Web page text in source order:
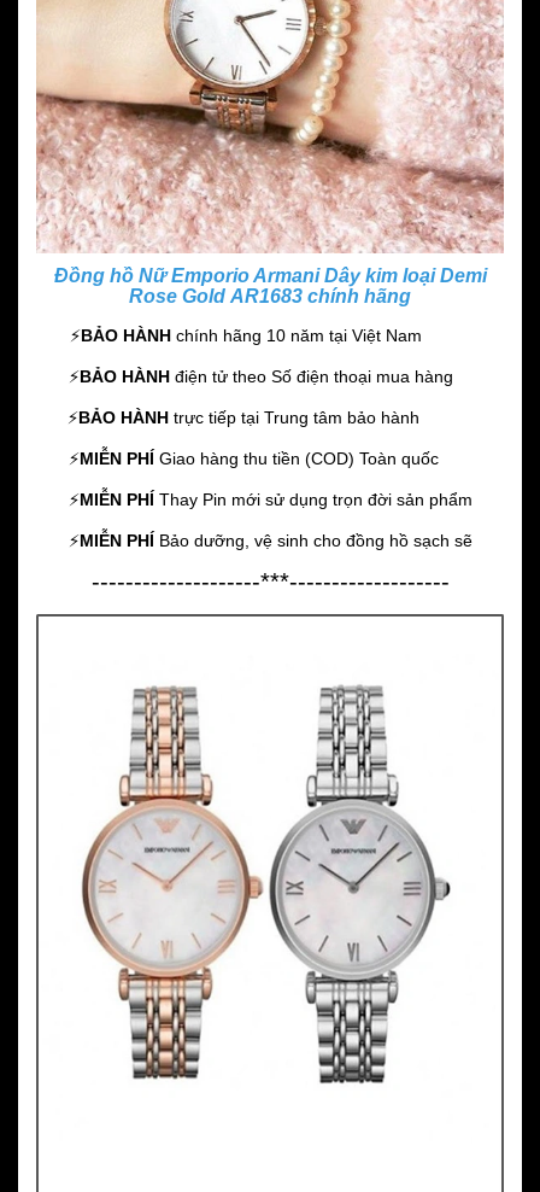
Đồng hồ Nữ Emporio Armani Dây kim loại Demi
Rose Gold AR1683 chính hãng
⚡️BẢO HÀNH chính hãng 10 năm tại Việt Nam
⚡️BẢO HÀNH điện tử theo Số điện thoại mua hàng
⚡️BẢO HÀNH trực tiếp tại Trung tâm bảo hành
⚡️MIỄN PHÍ Giao hàng thu tiền (COD) Toàn quốc
⚡️MIỄN PHÍ Thay Pin mới sử dụng trọn đời sản phẩm
⚡️MIỄN PHÍ Bảo dưỡng, vệ sinh cho đồng hồ sạch sẽ
--------------------***-------------------